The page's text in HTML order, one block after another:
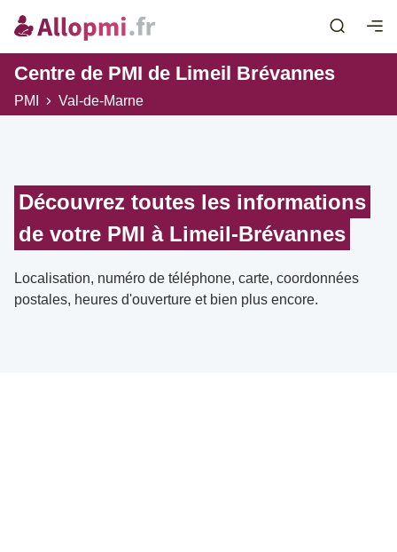
Centre de PMI de Limeil Brévannes
PMI Val-de-Marne
Découvrez toutes les informations
de votre PMI à Limeil-Brévannes
Localisation, numéro de téléphone, carte, coordonnées
postales, heures d'ouverture et bien plus encore.